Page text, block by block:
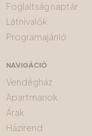
Foglaltság naptár
Látnivalók
Programajánló
NAVIGÁCIÓ
Vendégház
Apartmanok
Árak
Házirend